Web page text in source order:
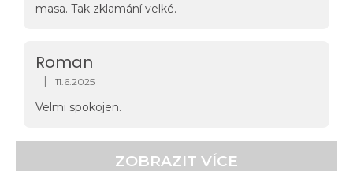
masa. Tak zklamání velké.
Roman
Hodnocení obchodu je 5 z 5 hvězdiček.
| 11.6.2025
Velmi spokojen.
ZOBRAZIT VÍCE